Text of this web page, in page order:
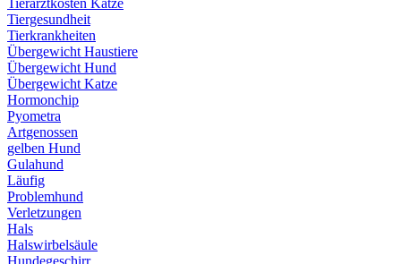
Tierarztkosten Katze
Tiergesundheit
Tierkrankheiten
Übergewicht Haustiere
Übergewicht Hund
Übergewicht Katze
Hormonchip
Pyometra
Artgenossen
gelben Hund
Gulahund
Läufig
Problemhund
Verletzungen
Hals
Halswirbelsäule
Hundegeschirr